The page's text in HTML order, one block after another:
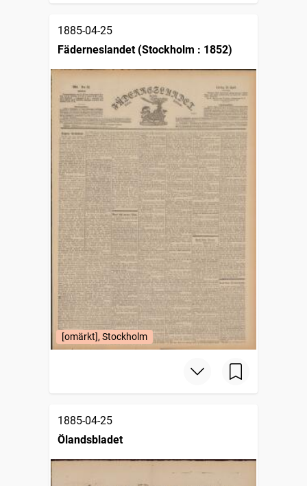
1885-04-25
Fäderneslandet (Stockholm : 1852)
[omärkt], Stockholm
1885-04-25
Ölandsbladet